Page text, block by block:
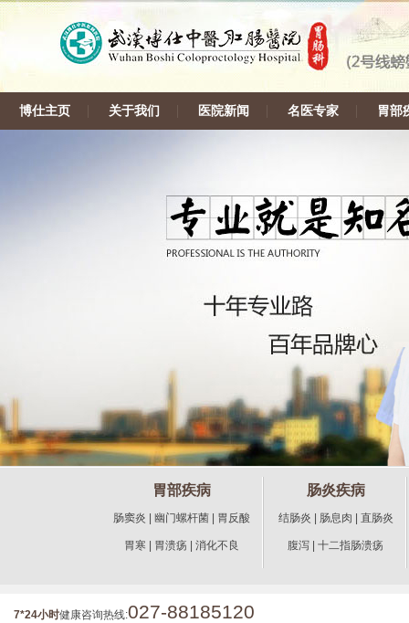
博仕主页 关于我们 医院新闻 名医专家 胃部
胃部疾病
肠窦炎 幽门螺杆菌| 胃反酸
胃寒 胃溃疡 消化不良
肠炎疾病
结肠炎 肠息肉 直肠炎
腹泻 十二指肠溃疡
7*24小时健康咨询热线:027-88185120